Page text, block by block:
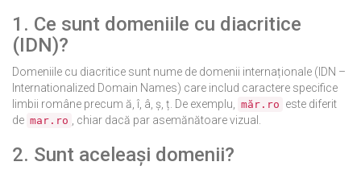
1. Ce sunt domeniile cu diacritice
(IDN)?
Domeniile cu diacritice sunt nume de domenii internaționale (IDN –
Internationalized Domain Names) care includ caractere specifice
limbii române precum ă, î, â, ș, ț. De exemplu, măr.ro este diferit
de mar.ro , chiar dacă par asemănătoare vizual.
2. Sunt aceleași domenii?